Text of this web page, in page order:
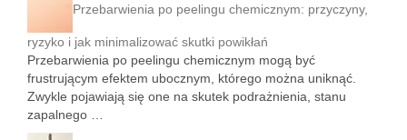
Przebarwienia po peelingu chemicznym: przyczyny,
ryzyko i jak minimalizować skutki powikłań
Przebarwienia po peelingu chemicznym mogą być
frustrującym efektem ubocznym, którego można uniknąć.
Zwykle pojawiają się one na skutek podrażnienia, stanu
zapalnego …